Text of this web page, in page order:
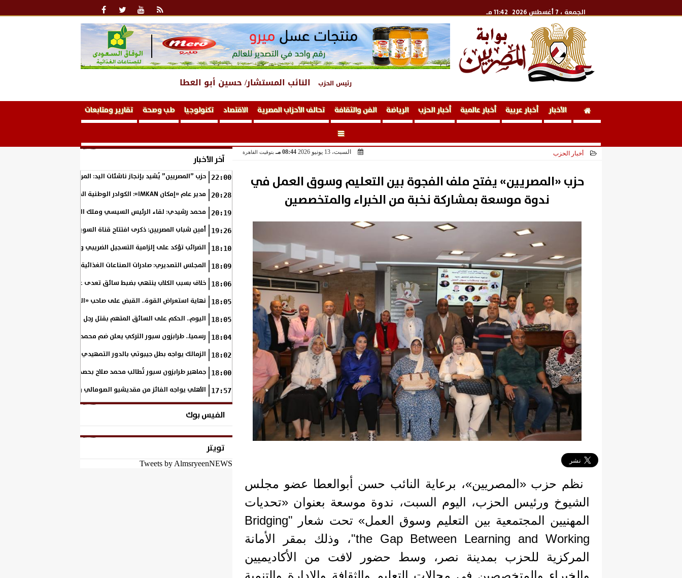
الجمعة ، 7 أغسطس 2026 11:42 مـ
رئيس الحزب النائب المستشار/ حسين أبو العطا
الأخبار أخبار عربية أخبار عالمية أخبار الحزب الرياضة الفن والثقافة تحالف الأحزاب المصرية الاقتصاد تكنولوجيا طب وصحة تقارير ومتابعات
أخبار الحزب السبت، 13 يونيو 2026 08:44 مـ بتوقيت القاهرة
حزب «المصريين» يفتح ملف الفجوة بين التعليم وسوق العمل في
ندوة موسعة بمشاركة نخبة من الخبراء والمتخصصين
نظم حزب «المصريين»، برعاية النائب حسن أبوالعطا عضو مجلس
الشيوخ ورئيس الحزب، اليوم السبت، ندوة موسعة بعنوان «تحديات
المهنيين المجتمعية بين التعليم وسوق العمل» تحت شعار "Bridging
the Gap Between Learning and Working"، وذلك بمقر الأمانة
المركزية للحزب بمدينة نصر، وسط حضور لافت من الأكاديميين
آخر الأخبار
22:00 حزب ”المصريين” يُشيد بإنجاز ناشئات اليد: المربع الذهبي خطوة نحو
20:28 مدير عام «إمكان IMKAN»: الكوادر الوطنية المؤهلة هي الثروة الحقيقية لمستقبل التنمية في مصر
20:19 محمد رشيدي: لقاء الرئيس السيسي وملك البحرين يؤكد قيادة مصر لتعزيز
19:26 أمين شباب المصريين: ذكرى افتتاح قناة السويس الجديدة تجسد رؤية
18:10 الضرائب تؤكد على إلزامية التسجيل الضريبي والفاتورة الإلكترونية لجميع
18:09 المجلس التصديري: صادرات الصناعات الغذائية إلى الاتحاد الأوروبي ترتفع 15.4% خلال النصف الأول من 2026
18:06 خلاف بسبب الكلاب ينتهي بضبط سائق تعدى على سيدة بالإسكندرية
18:05 نهاية استعراض القوة.. القبض على صاحب «السنجة» في المنوفية
18:05 اليوم.. الحكم على السائق المتهم بقتل رجل وحفيدته وإصابة 11 آخرين
18:04 رسميا.. طرابزون سبور التركي يعلن ضم محمد صلاح حتى عام 2028
18:02 الزمالك يواجه بطل جيبوتي بالدور التمهيدي من بطولة إفريقيا
18:00 جماهير طرابزون سبور تُطالب محمد صلاح بحصد لقب الدوري التركي
17:57 الأهلي يواجه الفائز من مقديشيو الصومالي وكيتارا الأوغندي
الفيس بوك
تويتر
Tweets by AlmsryeenNEWS